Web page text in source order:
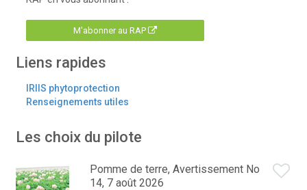
M'abonner au RAP
Liens rapides
IRIIS phytoprotection
Renseignements utiles
Les choix du pilote
Pomme de terre, Avertissement No
14, 7 août 2026